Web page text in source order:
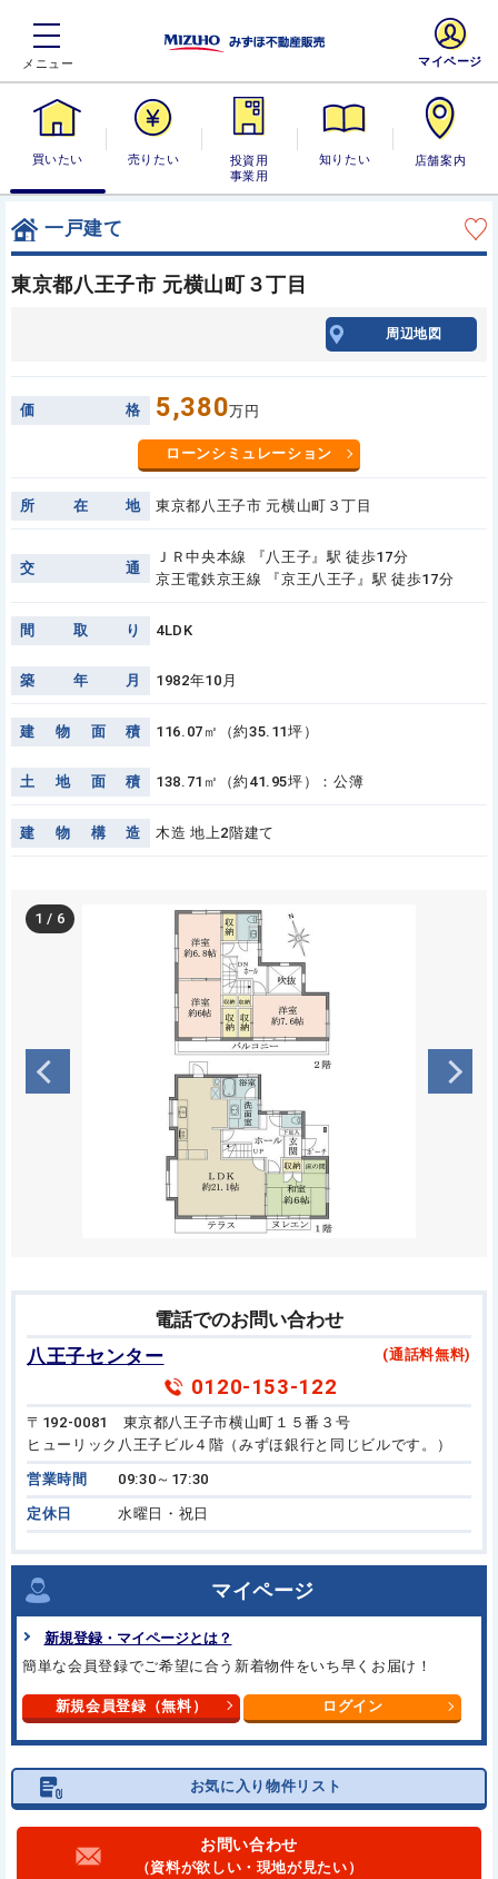
買いたい 売りたい
投資用・事業
用
知りたい 店舗案内
マイページ
一戸建て
東京都八王子市 元横山町３丁目
周辺地図
価 格 5,380万円
ローンシミュレーション
所 在 地 東京都八王子市 元横山町３丁目
交 通
ＪＲ中央本線 『八王子』駅 徒歩17分
京王電鉄京王線 『京王八王子』駅 徒歩17分
間 取 り 4LDK
築 年 月 1982年10月
建 物 面 積 116.07㎡（約35.11坪）
土 地 面 積 138.71㎡（約41.95坪）：公簿
建 物 構 造 木造 地上2階建て
1 / 6
電話でのお問い合わせ
八王子センター
(通話料無料)
0120-153-122
〒192-0081 東京都八王子市横山町１５番３号
ヒューリック八王子ビル４階（みずほ銀行と同じビルです。）
営業時間 09:30～17:30
定休日 水曜日・祝日
マイページ
新規登録・マイページとは？
簡単な会員登録でご希望に合う 新着物件をいち早くお届け！
新規会員登録（無料） ログイン
お気に入り物件リスト
お問い合わせ
（資料が欲しい・現地が見たい）